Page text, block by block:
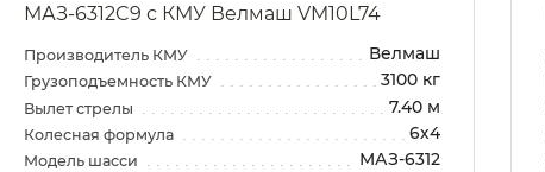
МАЗ-6312C9 с КМУ Велмаш VM10L74
Производитель КМУ Велмаш
Грузоподъемность КМУ 3100 кг
Вылет стрелы 7.40 м
Колесная формула 6х4
Модель шасси МАЗ-6312